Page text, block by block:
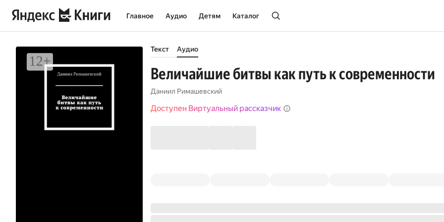
Главное Аудио Детям Каталог
Текст Аудио
Величайшие битвы как путь к современности
Даниил Римашевский
Доступен Виртуальный рассказчик